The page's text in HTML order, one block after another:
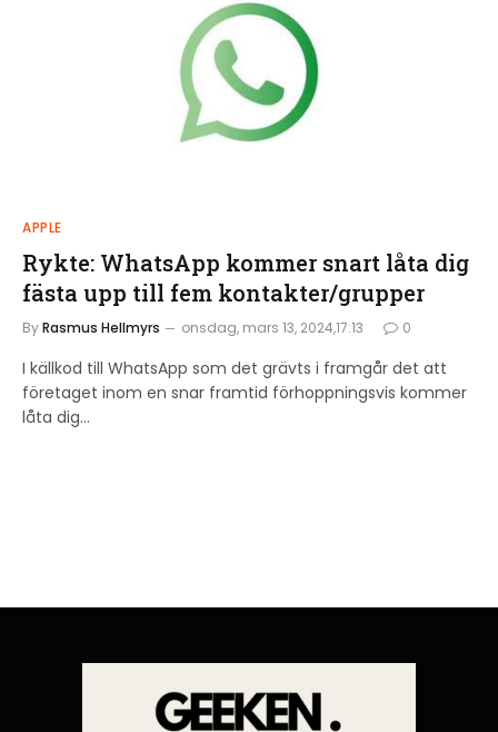
APPLE
Rykte: WhatsApp kommer snart låta dig
fästa upp till fem kontakter/grupper
ByRasmus Hellmyrs onsdag, mars 13, 2024,17:13 0
I källkod till WhatsApp som det grävts i framgår det att
företaget inom en snar framtid förhoppningsvis kommer
låta dig…